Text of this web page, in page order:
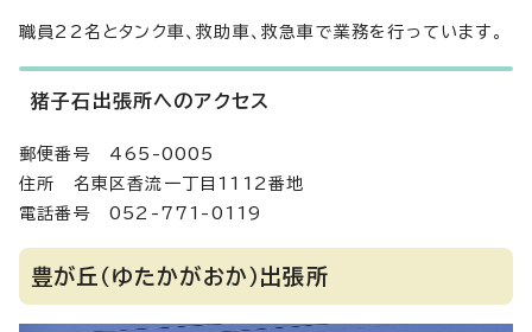
職員22名とタンク車、救助車、救急車で業務を行っています。
猪子石出張所へのアクセス
郵便番号 465-0005
住所 名東区香流一丁目1112番地
電話番号 052-771-0119
豊が丘（ゆたかがおか）出張所